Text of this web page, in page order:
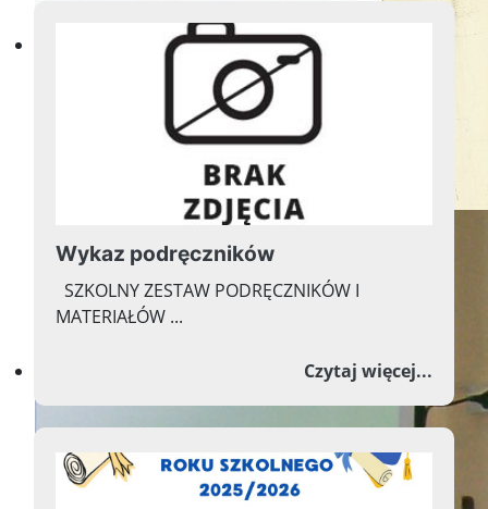
Witamy na stronie
naszej szkoły
Witamy na stronie
Wykaz podręczników
SZKOLNY ZESTAW PODRĘCZNIKÓW I
MATERIAŁÓW ...
Czytaj więcej...o